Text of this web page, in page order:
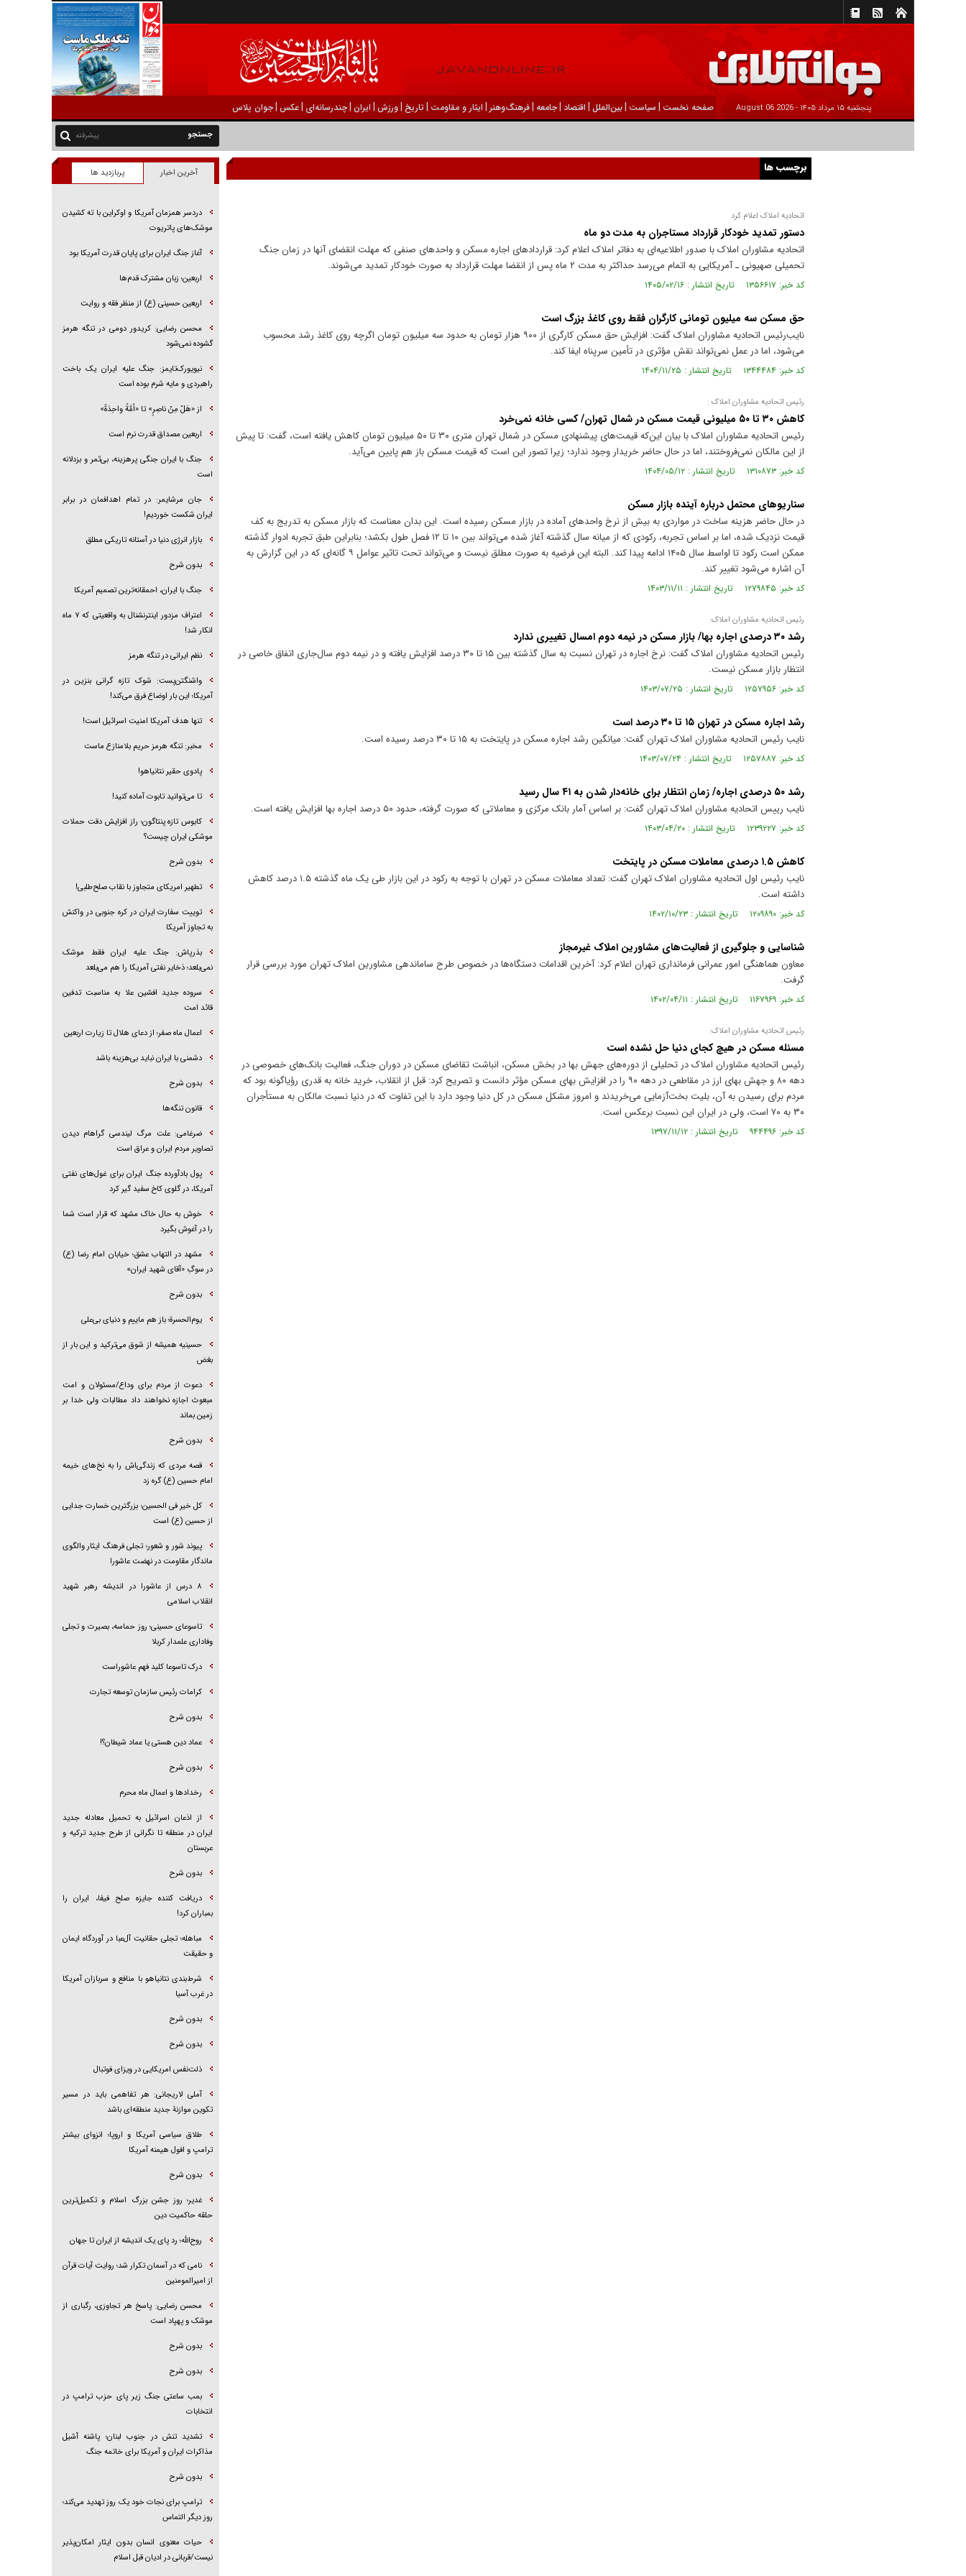
پنجشنبه ۱۵ مرداد ۱۴۰۵ - 2026 August 06 صفحه نخست | سیاست |بين‌الملل | اقتصاد |جامعه |فرهنگ‌و‌هنر | ایثار و مقاومت |تاریخ |ورزش | ايران |چندرسانه‌ای |عکس |جوان پلاس
پیشرفته
برچسب ها
اتحادیه املاک اعلام کرد
دستور تمدید خودکار قرارداد مستاجران به مدت دو ماه
اتحادیه مشاوران املاک با صدور اطلاعیه‌ای به دفاتر املاک اعلام کرد: قراردادهای اجاره مسکن و واحدهای صنفی که مهلت انقضای آنها در زمان جنگ
تحمیلی صهیونی ـ آمریکایی به اتمام می‌رسد حداکثر به مدت ۲ ماه پس از انقضا مهلت قرارداد به صورت خودکار تمدید می‌شوند.
کد خبر: ۱۳۵۶۶۱۷ تاریخ انتشار : ۱۴۰۵/۰۲/۱۶
حق مسکن سه میلیون تومانی کارگران فقط روی کاغذ بزرگ است
نایب‌رئیس اتحادیه مشاوران املاک گفت: افزایش حق مسکن کارگری از ۹۰۰ هزار تومان به حدود سه میلیون تومان اگرچه روی کاغذ رشد محسوب
می‌شود، اما در عمل نمی‌تواند نقش مؤثری در تأمین سرپناه ایفا کند.
کد خبر: ۱۳۴۴۴۸۴ تاریخ انتشار : ۱۴۰۴/۱۱/۲۵
رئیس اتحادیه مشاوران املاک :
کاهش ۳۰ تا ۵۰ میلیونی قیمت مسکن در شمال تهران/ کسی خانه نمی‌خرد
رئیس اتحادیه مشاوران املاک با بیان این‌که قیمت‌های پیشنهادی مسکن در شمال تهران متری ۳۰ تا ۵۰ میلیون تومان کاهش یافته است، گفت: تا پیش
از این مالکان نمی‌فروختند، اما در حال حاضر خریدار وجود ندارد؛ زیرا تصور این است که قیمت مسکن باز هم پایین می‌آید.
کد خبر: ۱۳۱۰۸۷۳ تاریخ انتشار : ۱۴۰۴/۰۵/۱۲
سناریو‌های محتمل درباره آینده بازار مسکن
در حال حاضر هزینه ساخت در مواردی به بیش از نرخ واحد‌های آماده در بازار مسکن رسیده است. این بدان معناست که بازار مسکن به تدریج به کف
قیمت نزدیک شده، اما بر اساس تجربه، رکودی که از میانه سال گذشته آغاز شده می‌تواند بین ۱۰ تا ۱۲ فصل طول بکشد؛ بنابراین طبق تجربه ادوار گذشته
ممکن است رکود تا اواسط سال ۱۴۰۵ ادامه پیدا کند. البته این فرضیه به صورت مطلق نیست و می‌تواند تحت تاثیر عوامل ۹ گانه‌ای که در این گزارش به
آن اشاره می‌شود تغییر کند.
کد خبر: ۱۲۷۹۸۴۵ تاریخ انتشار : ۱۴۰۳/۱۱/۱۱
رئیس اتحادیه مشاوران املاک:
رشد ۳۰ درصدی اجاره‌ بها/ بازار مسکن در نیمه دوم امسال تغییری ندارد
رئیس اتحادیه مشاوران املاک گفت: نرخ اجاره در تهران نسبت به سال گذشته بین ۱۵ تا ۳۰ درصد افزایش یافته و در نیمه دوم سال‌جاری اتفاق خاصی در
انتظار بازار مسکن نیست.
کد خبر: ۱۲۵۷۹۵۶ تاریخ انتشار : ۱۴۰۳/۰۷/۲۵
رشد اجاره مسکن در تهران ۱۵ تا ۳۰ درصد است
نایب رئیس اتحادیه مشاوران املاک تهران گفت: میانگین رشد اجاره مسکن در پایتخت به ۱۵ تا ۳۰ درصد رسیده است.
کد خبر: ۱۲۵۷۸۸۷ تاریخ انتشار : ۱۴۰۳/۰۷/۲۴
رشد ۵۰ درصدی اجاره/ زمان انتظار برای خانه‌دار شدن به ۴۱ سال رسید
نایب رییس اتحادیه مشاوران املاک تهران گفت: بر اساس آمار بانک مرکزی و معاملاتی که صورت گرفته، حدود ۵۰ درصد اجاره بها افزایش یافته است.
کد خبر: ۱۲۳۹۲۲۷ تاریخ انتشار : ۱۴۰۳/۰۴/۲۰
کاهش ۱.۵ درصدی معاملات مسکن در پایتخت
نایب رئیس اول اتحادیه مشاوران املاک تهران گفت: تعداد معاملات مسکن در تهران با توجه به رکود در این بازار طی یک ماه گذشته ۱.۵ درصد کاهش
داشته است.
کد خبر: ۱۲۰۹۸۹۰ تاریخ انتشار : ۱۴۰۲/۱۰/۲۳
شناسایی و جلوگیری از فعالیت‌های مشاورین املاک غیرمجاز
معاون هماهنگی امور عمرانی فرمانداری تهران اعلام کرد: آخرین اقدامات دستگاه‌ها در خصوص طرح ساماندهی مشاورین املاک تهران مورد بررسی قرار
گرفت.
کد خبر: ۱۱۶۷۹۶۹ تاریخ انتشار : ۱۴۰۲/۰۴/۱۱
رئیس اتحادیه مشاوران املاک:
مسئله مسکن در هیچ کجای دنیا حل نشده است
رئیس اتحادیه مشاوران املاک در تحلیلی از دوره‌های جهش بها در بخش مسکن، انباشت تقاضای مسکن در دوران جنگ، فعالیت بانک‌های خصوصی در
دهه ۸۰ و جهش بهای ارز در مقاطعی در دهه ۹۰ را در افزایش بهای مسکن مؤثر دانست و تصریح کرد: قبل از انقلاب، خرید خانه به قدری رؤیاگونه بود که
مردم برای رسیدن به آن، بلیت بخت‌آزمایی می‌خریدند و امروز مشکل مسکن در کل دنیا وجود دارد با این تفاوت که در دنیا نسبت مالکان به مستأجران
۳۰ به ۷۰ است، و‌لی در ایران این نسبت برعکس است.
کد خبر: ۹۴۴۴۹۶ تاریخ انتشار : ۱۳۹۷/۱۱/۱۲
آخرین اخبار پربازدید ها
دردسر همزمان آمریکا و اوکراین با ته کشیدن
موشک‌های پاتریوت
آغاز جنگ ایران برای پایان قدرت آمریکا بود
اربعین؛ زبان مشترک قدم‌ها
اربعین حسینی (ع) از منظر فقه و روایت
محسن رضایی: کریدور دومی در تنگه هرمز
گشوده نمی‌شود
نیویورک‌تایمز: جنگ علیه ایران یک باخت
راهبردی و مایه شرم بوده است
از «هَلْ مِنْ ناصِرٍ» تا «اُمَّةً واحِدَةً»
اربعین مصداق قدرت نرم است
جنگ با ایران جنگی پرهزینه، بی‌ثمر و بزدلانه
است
جان مرشایمر: در تمام اهدافمان در برابر
ایران شکست خوردیم!
بازار انرژی دنیا در آستانه تاریکی مطلق
بدون شرح
جنگ با ایران، احمقانه‌ترین تصمیم آمریکا
اعتراف مزدور اینترنشنال به واقعیتی که ۷ ماه
انکار شد!
نظم ایرانی در تنگه هرمز
واشنگتن‌پست: شوک تازه گرانی بنزین در
آمریکا؛ این بار اوضاع فرق می‌کند!
تنها هدف آمریکا امنیت اسرائیل است!
مخبر: تنگه هرمز حریم بلامنازع ماست
پادوی حقیر نتانیاهو!
تا می‌توانید تابوت آماده کنید!
کابوس تازه پنتاگون؛ راز افزایش دقت حملات
موشکی ایران چیست؟
بدون شرح
تطهیر امریکای متجاوز با نقاب صلح‌طلبی!
توییت سفارت ایران در کره جنوبی در واکنش
به تجاوز آمریکا
بذرپاش: ‏جنگ علیه ایران فقط موشک
نمی‌بلعد؛ ذخایر نفتی آمریکا را هم می‌بلعد
سروده جدید افشین علا به مناسبت تدفین
قائد امت
اعمال ماه صفر؛ از دعای هلال تا زیارت اربعین
دشمنی با ایران نباید بی‌هزینه باشد
بدون شرح
قانون تنگه‌ها
ضرغامی: علت مرگ لیندسی گراهام دیدن
تصاویر مردم ایران و عراق است
پول بادآورده جنگ ایران برای غول‌های نفتی
آمریکا، در گلوی کاخ سفید گیر کرد
خوش به حال خاک مشهد که قرار است شما
را در آغوش بگیرد
مشهد در التهاب عشق؛ خیابان امام رضا (ع)
در سوگِ «آقای شهید ایران»
بدون شرح
یوم‌الحسرة؛ باز هم ماییم و دنیای بی‌علی
حسینیه همیشه از شوق می‌ترکید و این بار از
بغض
دعوت از مردم برای وداع/مسئولان و امت
مبعوث اجازه نخواهند داد مطالبات ولی خدا بر
زمین بماند
بدون شرح
قصه مردی که زندگی‌اش را به نخ‌های خیمه
امام حسین (ع) گره زد
کل خیر فی الحسین؛ بزرگترین خسارت جدایی
از حسین (ع) است
پیوند شور و شعور؛ تجلی فرهنگ ایثار والگوی
ماندگار مقاومت در نهضت عاشورا
۸ درس از عاشورا در اندیشه رهبر شهید
انقلاب اسلامی
تاسوعای حسینی؛ روز حماسه، بصیرت و تجلی
وفاداری علمدار کربلا
درک تاسوعا کلید فهم عاشوراست
کرامات رئیس سازمان توسعه تجارت
بدون شرح
عماد دین هستی یا عماد شیطان؟!
بدون شرح
رخداد‌ها و اعمال ماه محرم
از اذعان اسرائیل به تحمیل معادله جدید
ایران در منطقه تا نگرانی از طرح جدید ترکیه و
عربستان
بدون شرح
دریافت کننده جایزه صلح فیفا، ایران را
بمباران کرد!
مباهله؛ تجلی حقانیت آل‌عبا در آوردگاه ایمان
و حقیقت
شرط‌بندی نتانیاهو با منافع و سربازان آمریکا
در غرب آسیا
بدون شرح
بدون شرح
ذلت‌نفس امریکایی در ویزای فوتبال
آملی لاریجانی: هر تفاهمی باید در مسیر
تکوین موازنۀ جدید منطقه‌ای باشد
طلاق سیاسی آمریکا و اروپا؛ انزوای بیشتر
ترامپ و افول هیمنه آمریکا
بدون شرح
غدیر؛ روز جشن بزرگ اسلام و تکمیل‌ترین
حلقه حاکمیت دین
روح‌الله؛ رد پای یک اندیشه از ایران تا جهان
نامی که در آسمان تکرار شد؛ روایت آیات قرآن
از امیرالمومنین
محسن رضایی: پاسخ هر تجاوزی، رگباری از
موشک و پهپاد است
بدون شرح
بدون شرح
بمب ساعتی جنگ زیر پای حزب ترام‍پ در
انتخابات
تشدید تنش در جنوب لبنان؛ پاشنه آشیل
مذاکرات ایران و آمریکا برای خاتمه جنگ
بدون شرح
ترامپ برای نجات خود یک روز تهدید می‌کند؛
روز دیگر التماس
حیات معنوی انسان بدون ایثار امکان‌پذیر
نیست/قربانی در ادیان قبل اسلام